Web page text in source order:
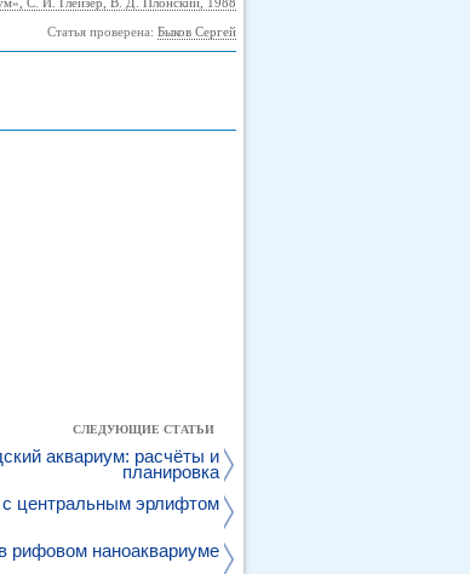
Статья проверена: Быков Сергей
СЛЕДУЮЩИЕ СТАТЬИ
аквариум: расчёты и
планировка
центральным эрлифтом
рифовом наноаквариуме